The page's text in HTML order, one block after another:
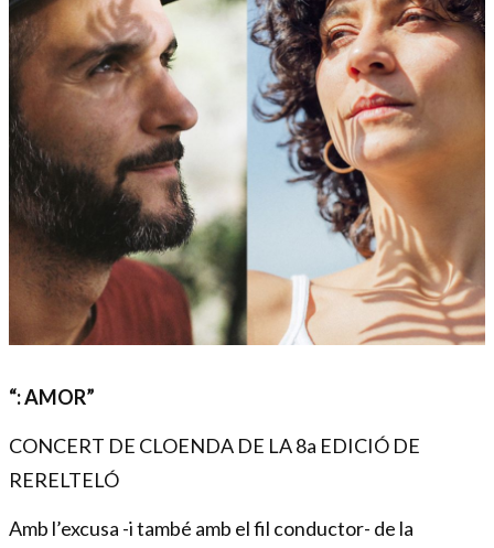
“: AMOR”
CONCERT DE CLOENDA DE LA 8a EDICIÓ DE
RERELTELÓ
Amb l’excusa -i també amb el fil conductor- de la